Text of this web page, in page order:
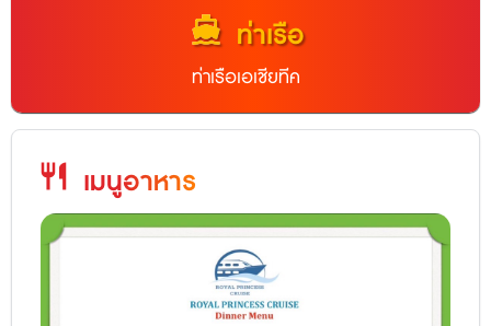
directions_boat ท่าเรือ
ท่าเรือเอเชียทีค
restaurant เมนูอาหาร